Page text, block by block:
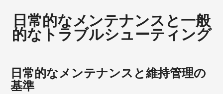
日常的なメンテナンスと一般
的なトラブルシューティング
日常的なメンテナンスと維持管理の
基準